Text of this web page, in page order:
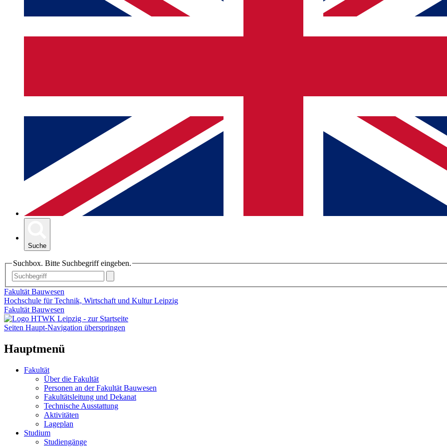
Suche
Suchbox. Bitte Suchbegriff eingeben.
Fakultät Bauwesen
Hochschule für Technik, Wirtschaft und Kultur Leipzig
Fakultät Bauwesen
Seiten Haupt-Navigation überspringen
Hauptmenü
Fakultät
Über die Fakultät
Personen an der Fakultät Bauwesen
Fakultätsleitung und Dekanat
Technische Ausstattung
Aktivitäten
Lageplan
Studium
Studiengänge